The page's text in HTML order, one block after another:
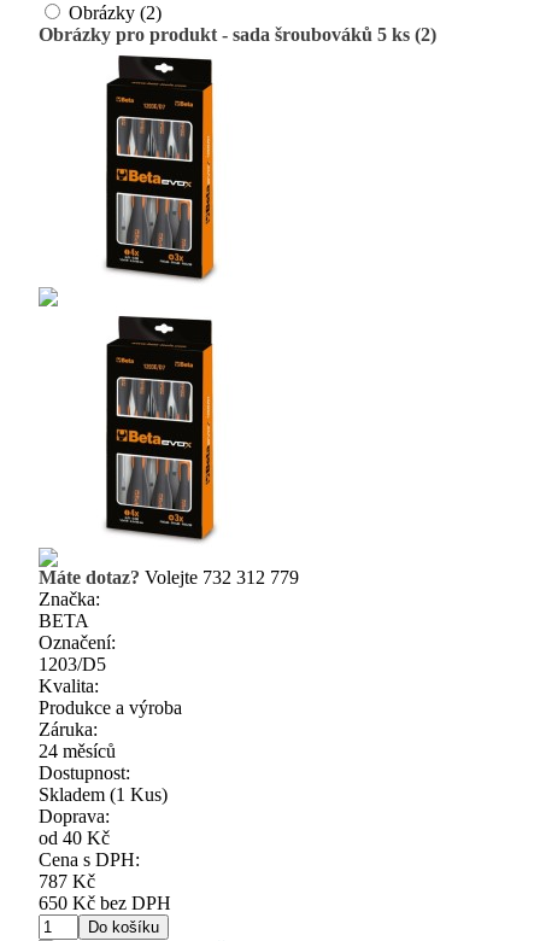
Obrázky (2)
Obrázky pro produkt - sada šroubováků 5 ks (2)
Máte dotaz? Volejte 732 312 779
Značka:
BETA
Označení:
1203/D5
Kvalita:
Produkce a výroba
Záruka:
24 měsíců
Dostupnost:
Skladem (1 Kus)
Doprava:
od 40 Kč
Cena s DPH:
787 Kč
650 Kč bez DPH